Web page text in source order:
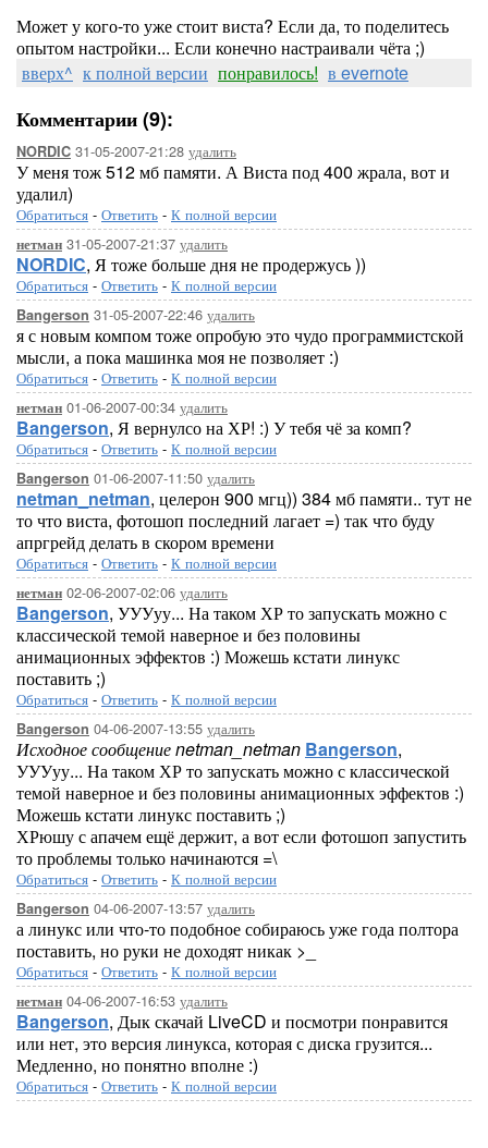
Может у кого-то уже стоит виста? Если да, то поделитесь
опытом настройки... Если конечно настраивали чёта ;)
вверх^ к полной версии понравилось! в evernote
Комментарии (9):
NORDIC 31-05-2007-21:28 удалить
У меня тож 512 мб памяти. А Виста под 400 жрала, вот и
удалил)
Обратиться - Ответить - К полной версии
нетман 31-05-2007-21:37 удалить
NORDIC, Я тоже больше дня не продержусь ))
Обратиться - Ответить - К полной версии
Bangerson 31-05-2007-22:46 удалить
я с новым компом тоже опробую это чудо программистской
мысли, а пока машинка моя не позволяет :)
Обратиться - Ответить - К полной версии
нетман 01-06-2007-00:34 удалить
Bangerson, Я вернулсо на ХР! :) У тебя чё за комп?
Обратиться - Ответить - К полной версии
Bangerson 01-06-2007-11:50 удалить
netman_netman, целерон 900 мгц)) 384 мб памяти.. тут не
то что виста, фотошоп последний лагает =) так что буду
апргрейд делать в скором времени
Обратиться - Ответить - К полной версии
нетман 02-06-2007-02:06 удалить
Bangerson, УУУуу... На таком ХР то запускать можно с
классической темой наверное и без половины
анимационных эффектов :) Можешь кстати линукс
поставить ;)
Обратиться - Ответить - К полной версии
Bangerson 04-06-2007-13:55 удалить
Исходное сообщение netman_netman Bangerson,
УУУуу... На таком ХР то запускать можно с классической
темой наверное и без половины анимационных эффектов :)
Можешь кстати линукс поставить ;)
ХРюшу с апачем ещё держит, а вот если фотошоп запустить
то проблемы только начинаются =\
Обратиться - Ответить - К полной версии
Bangerson 04-06-2007-13:57 удалить
а линукс или что-то подобное собираюсь уже года полтора
поставить, но руки не доходят никак >_
Обратиться - Ответить - К полной версии
нетман 04-06-2007-16:53 удалить
Bangerson, Дык скачай LiveCD и посмотри понравится
или нет, это версия линукса, которая с диска грузится...
Медленно, но понятно вполне :)
Обратиться - Ответить - К полной версии